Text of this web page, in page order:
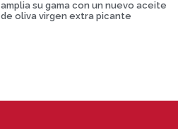
amplia su gama con un nuevo aceite
de oliva virgen extra picante